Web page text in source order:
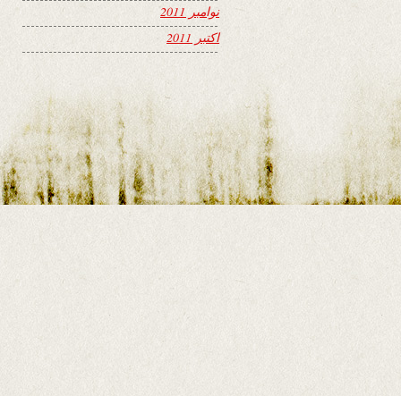
نوامبر 2011
اکتبر 2011